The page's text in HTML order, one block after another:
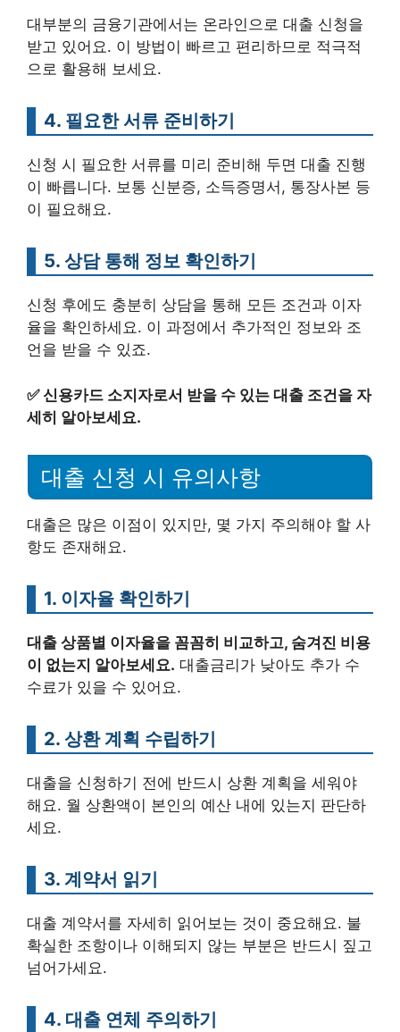
대부분의 금융기관에서는 온라인으로 대출 신청을
받고 있어요. 이 방법이 빠르고 편리하므로 적극적
으로 활용해 보세요.
4. 필요한 서류 준비하기
신청 시 필요한 서류를 미리 준비해 두면 대출 진행
이 빠릅니다. 보통 신분증, 소득증명서, 통장사본 등
이 필요해요.
5. 상담 통해 정보 확인하기
신청 후에도 충분히 상담을 통해 모든 조건과 이자
율을 확인하세요. 이 과정에서 추가적인 정보와 조
언을 받을 수 있죠.
✅신용카드 소지자로서 받을 수 있는 대출 조건을 자
세히 알아보세요.
대출 신청 시 유의사항
대출은 많은 이점이 있지만, 몇 가지 주의해야 할 사
항도 존재해요.
1. 이자율 확인하기
대출 상품별 이자율을 꼼꼼히 비교하고, 숨겨진 비용
이 없는지 알아보세요. 대출금리가 낮아도 추가 수
수료가 있을 수 있어요.
2. 상환 계획 수립하기
대출을 신청하기 전에 반드시 상환 계획을 세워야
해요. 월 상환액이 본인의 예산 내에 있는지 판단하
세요.
3. 계약서 읽기
대출 계약서를 자세히 읽어보는 것이 중요해요. 불
확실한 조항이나 이해되지 않는 부분은 반드시 짚고
넘어가세요.
4. 대출 연체 주의하기